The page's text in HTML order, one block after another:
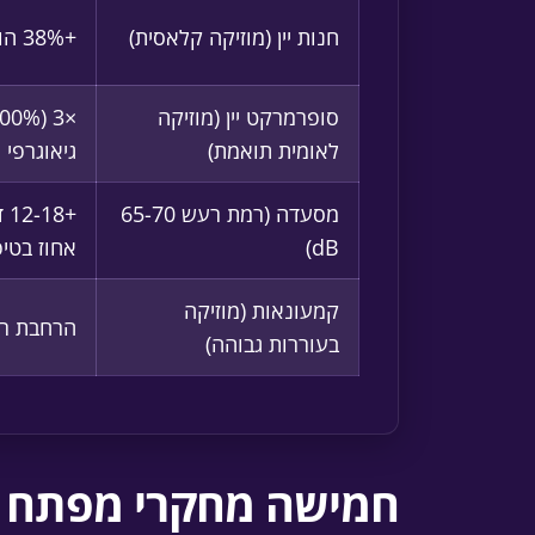
חנות יין (מוזיקה קלאסית) +38% הוצאה ממוצעת לבקבוק
סופרמרקט יין (מוזיקה
לאומית תואמת)
גיאוגרפי
מסעדה (רמת רעש 65-70
dB)
אחוז
קמעונאות (מוזיקה
בעוררות גבוהה)
הרחבת
חמישה מחקרי מפתח